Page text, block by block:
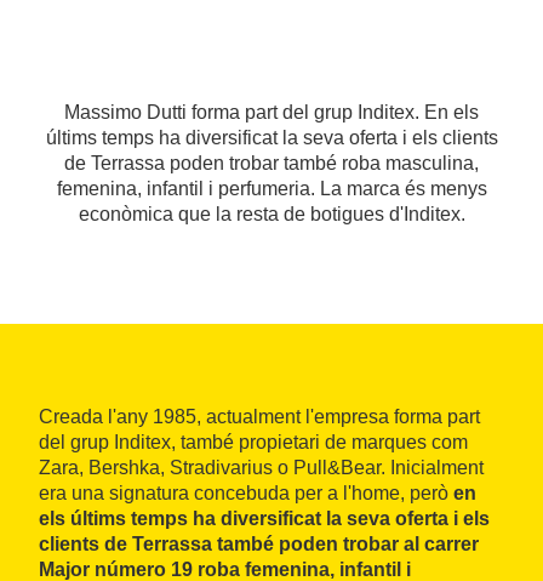
Massimo Dutti forma part del grup Inditex. En els
últims temps ha diversificat la seva oferta i els clients
de Terrassa poden trobar també roba masculina,
femenina, infantil i perfumeria. La marca és menys
econòmica que la resta de botigues d'Inditex.
Creada l'any 1985, actualment l'empresa forma part
del grup Inditex, també propietari de marques com
Zara, Bershka, Stradivarius o Pull&Bear. Inicialment
era una signatura concebuda per a l'home, però en
els últims temps ha diversificat la seva oferta i els
clients de Terrassa també poden trobar al carrer
Major número 19 roba femenina, infantil i